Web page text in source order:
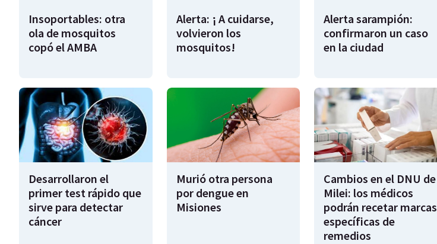
Insoportables: otra
ola de mosquitos
copó el AMBA
Alerta: ¡ A cuidarse,
volvieron los
mosquitos!
Alerta sarampión:
confirmaron un caso
en la ciudad
Desarrollaron el
primer test rápido que
sirve para detectar
cáncer
Murió otra persona
por dengue en
Misiones
Cambios en el DNU de
Milei: los médicos
podrán recetar marcas
específicas de
remedios